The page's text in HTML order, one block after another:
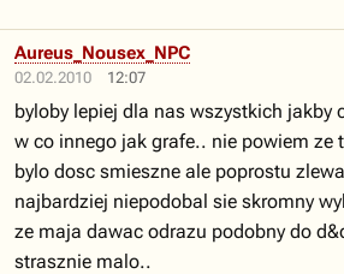
02.02.2010 12:07
Aureus_Nousex_NPC
byloby lepiej dla nas wszystkich jakby
w co innego jak grafe.. nie powiem ze
bylo dosc smieszne ale poprostu
najbardziej niepodobal sie skromny
ze maja dawac odrazu podobny do
strasznie malo..